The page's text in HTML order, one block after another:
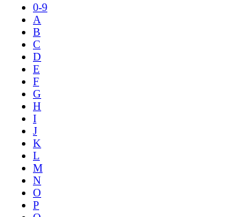
0-9
A
B
C
D
E
F
G
H
I
J
K
L
M
N
O
P